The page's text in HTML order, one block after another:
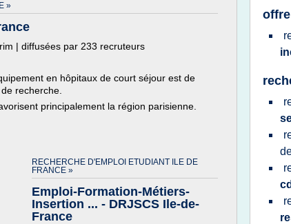
»
| diffusées par 233 recruteurs
en hôpitaux de court séjour est de
recherche.
principalement la région parisienne.
RECHERCHE D'EMPLOI ETUDIANT ILE DE
FRANCE »
Emploi-Formation-Métiers-
Insertion ... - DRJSCS Ile-de-
France